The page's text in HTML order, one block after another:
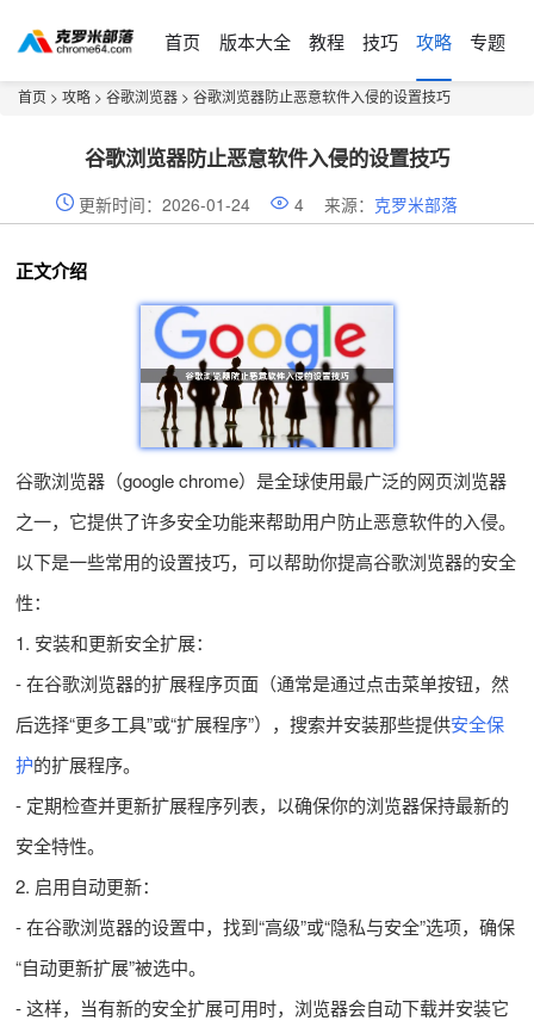
首页 版本大全 教程 技巧 攻略 专题
首页 > 攻略 > 谷歌浏览器 > 谷歌浏览器防止恶意软件入侵的设置技巧
谷歌浏览器防止恶意软件入侵的设置技巧
更新时间：2026-01-24 4 来源： 克罗米部落
正文介绍
谷歌浏览器（google chrome）是全球使用最广泛的网页浏览器
之一，它提供了许多安全功能来帮助用户防止恶意软件的入侵。
以下是一些常用的设置技巧，可以帮助你提高谷歌浏览器的安全
性：
1. 安装和更新安全扩展：
- 在谷歌浏览器的扩展程序页面（通常是通过点击菜单按钮，然
后选择“更多工具”或“扩展程序”），搜索并安装那些提供安全保
护的扩展程序。
- 定期检查并更新扩展程序列表，以确保你的浏览器保持最新的
安全特性。
2. 启用自动更新：
- 在谷歌浏览器的设置中，找到“高级”或“隐私与安全”选项，确保
“自动更新扩展”被选中。
- 这样，当有新的安全扩展可用时，浏览器会自动下载并安装它